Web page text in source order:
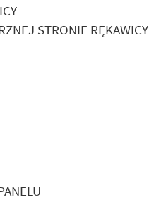
STRONIE RĘKAWICY